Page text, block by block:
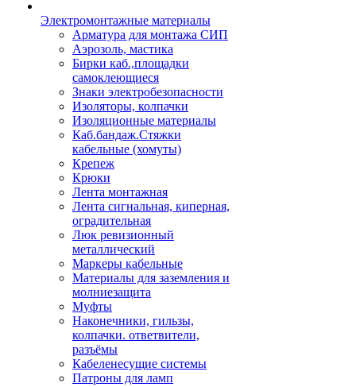
Электромонтажные материалы
Арматура для монтажа СИП
Аэрозоль, мастика
Бирки каб.,площадки
самоклеющиеся
Знаки электробезопасности
Изоляторы, колпачки
Изоляционные материалы
Каб.бандаж.Стяжки
кабельные (хомуты)
Крепеж
Крюки
Лента монтажная
Лента сигнальная, киперная,
оградительная
Люк ревизионный
металлический
Маркеры кабельные
Материалы для заземления и
молниезащита
Муфты
Наконечники, гильзы,
колпачки. ответвители,
разъёмы
Кабеленесущие системы
Патроны для ламп